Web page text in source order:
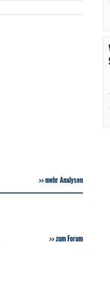
mehr Analysen
zum Forum